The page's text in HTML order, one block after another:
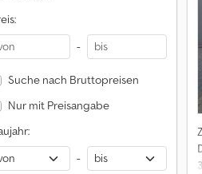
-
Suche nach Bruttopreisen
Nur mit Preisangabe
-
3